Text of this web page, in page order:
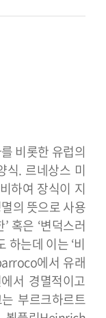
비롯한 유럽의
식. 르네상스 미
하여 장식이 지
의 뜻으로 사용
혹은 ‘변덕스러
하는데 이는 ‘비
에서 유래
서 경멸적이고
부르크하르트